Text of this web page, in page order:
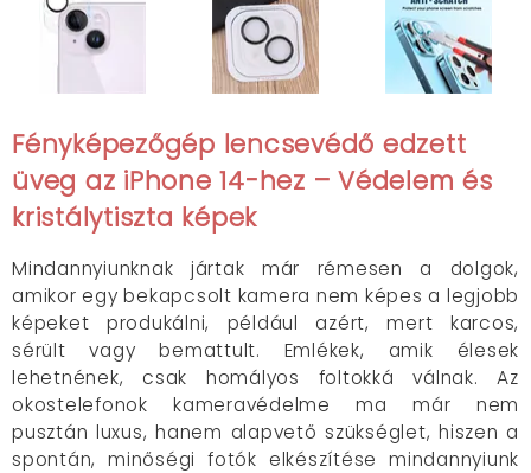
Fényképezőgép lencsevédő edzett
üveg az iPhone 14-hez – Védelem és
kristálytiszta képek
Mindannyiunknak jártak már rémesen a dolgok,
amikor egy bekapcsolt kamera nem képes a legjobb
képeket produkálni, például azért, mert karcos,
sérült vagy bemattult. Emlékek, amik élesek
lehetnének, csak homályos foltokká válnak. Az
okostelefonok kameravédelme ma már nem
pusztán luxus, hanem alapvető szükséglet, hiszen a
spontán, minőségi fotók elkészítése mindannyiunk